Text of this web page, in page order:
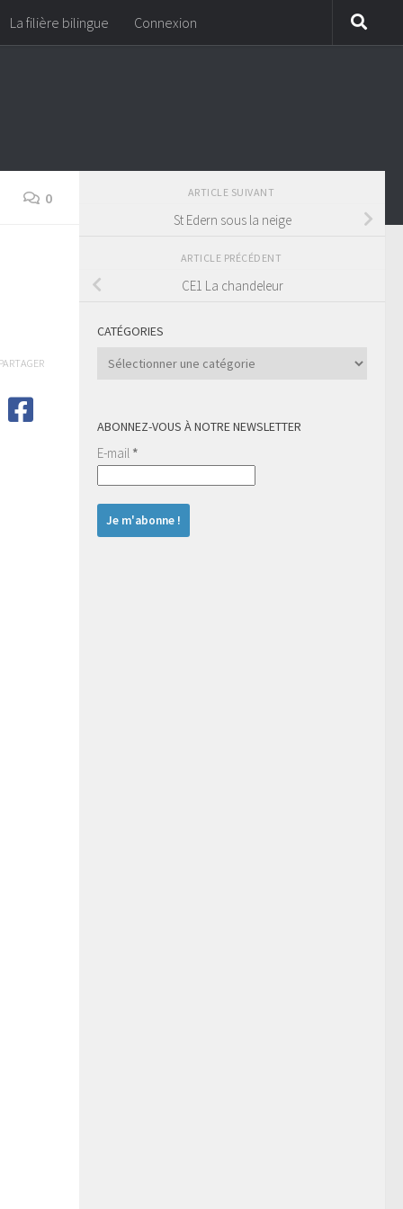
La filière bilingue Connexion
0 ARTICLE SUIVANT
St Edern sous la neige
ARTICLE PRÉCÉDENT
CE1 La chandeleur
CATÉGORIES
Catégories
ABONNEZ-VOUS À NOTRE NEWSLETTER
E-mail *